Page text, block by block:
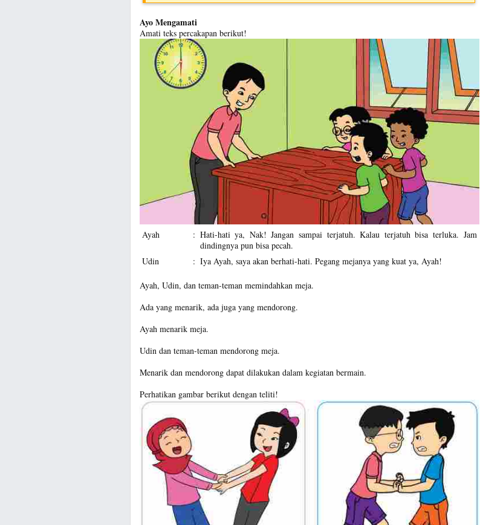
Ayo Mengamati
Amati teks percakapan berikut!
Ayah : Hati-hati ya, Nak! Jangan sampai terjatuh. Kalau terjatuh bisa terluka. Jam
dindingnya pun bisa pecah.
Udin
: Iya Ayah, saya akan berhati-hati. Pegang mejanya yang kuat ya, Ayah!
Ayah, Udin, dan teman-teman memindahkan meja.
Ada yang menarik, ada juga yang mendorong.
Ayah menarik meja.
Udin dan teman-teman mendorong meja.
Menarik dan mendorong dapat dilakukan dalam kegiatan bermain.
Perhatikan gambar berikut dengan teliti!